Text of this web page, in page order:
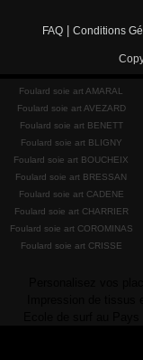
FAQ Conditions
Foulard soie art AMARAL
Foulard soie art AVEZARD
Foulard soie art BENETT
Foulard soie art BLIGNY
Foulard soie art BOUCHEIX
Foulard soie art BRESSAN
Foulard soie art CADENE
Foulard soie art CHARRIER
Foulard soie art COROMINAS
Foulard soie art CRISSE